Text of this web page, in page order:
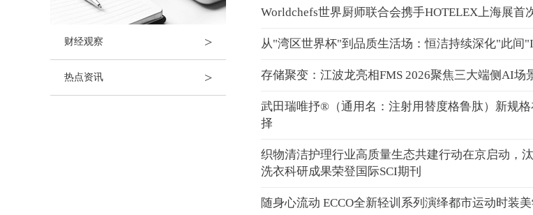
财经观察 >
热点资讯 >
Worldchefs世界厨师联合会携手HOTELEX上海展首
从"湾区世界杯"到品质生活场：恒洁持续深化"此间
存储聚变：江波龙亮相FMS 2026聚焦三大端侧AI场
武田瑞唯抒®（通用名：注射用替度格鲁肽）新规
择
织物清洁护理行业高质量生态共建行动在京启动，
洗衣科研成果荣登国际SCI期刊
随身心流动 ECCO全新轻训系列演绎都市运动时装